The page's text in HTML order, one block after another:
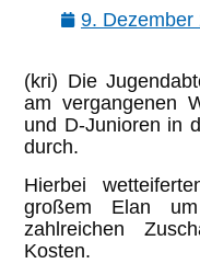
9. Dezember
(kri) Die
am vergangenen
und D-Junioren in
durch.
Hierbei
großem Elan
zahlreichen
Kosten.